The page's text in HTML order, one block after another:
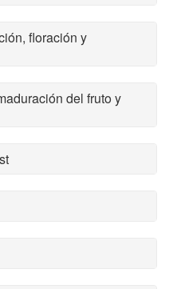
floración y
del fruto y